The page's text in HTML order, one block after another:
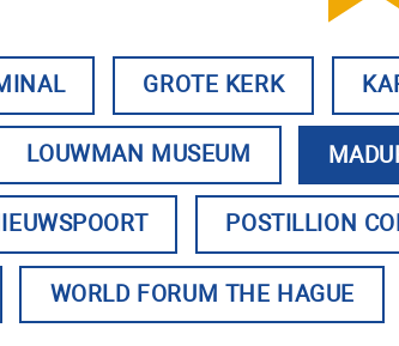
GROTE KERK
LOUWMAN MUSEUM
POSTILLION
WORLD FORUM THE HAGUE